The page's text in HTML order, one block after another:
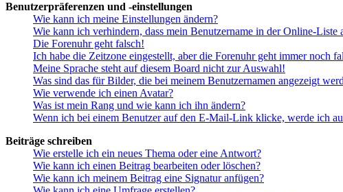
Benutzerpräferenzen und -einstellungen
Wie kann ich meine Einstellungen ändern?
Wie kann ich verhindern, dass mein Benutzername in der Online-Liste
Die Forenuhr geht falsch!
Ich habe die Zeitzone eingestellt, aber die Forenuhr geht immer noch
Meine Sprache steht auf diesem Board nicht zur Auswahl!
Was sind das für Bilder, die bei meinem Benutzernamen angezeigt
Wie verwende ich einen Avatar?
Was ist mein Rang und wie kann ich ihn ändern?
Wenn ich bei einem Benutzer auf den E-Mail-Link klicke, werde ich
Beiträge schreiben
Wie erstelle ich ein neues Thema oder eine Antwort?
Wie kann ich einen Beitrag bearbeiten oder löschen?
Wie kann ich meinem Beitrag eine Signatur anfügen?